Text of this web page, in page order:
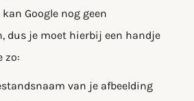
Google nog geen
dus je moet hierbij een handje
zo:
van je afbeelding